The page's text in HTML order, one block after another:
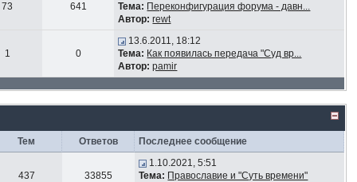
73 641
Тема: Переконфигурация форума - давн...
Автор: rewt
1 0
13.6.2011, 18:12
Тема: Как появилась передача "Суд вр...
Автор: pamir
Тем Ответов Последнее сообщение
437 33855
1.10.2021, 5:51
Тема: Православие и "Суть времени"